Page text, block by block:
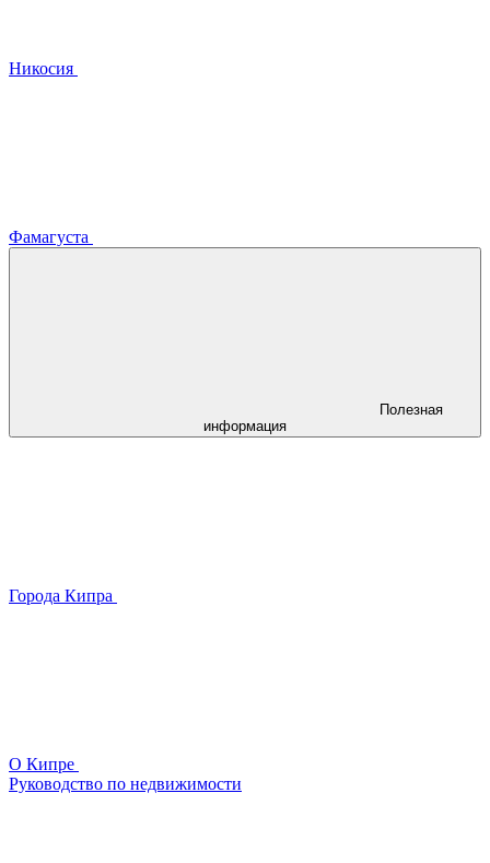
Никосия
Фамагуста
Полезная
информация
Города Кипра
О Кипре
Руководство по недвижимости